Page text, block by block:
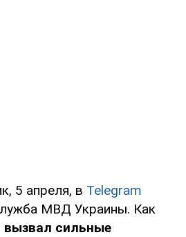
5 апреля, в Telegram
МВД Украины. Как
вызвал сильные